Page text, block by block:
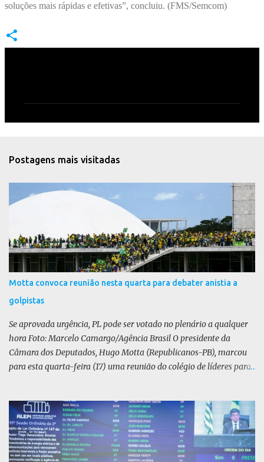
soluções mais rápidas e efetivas”, concluiu. (FMS/Semcom)
á
r
i
Postagens mais visitadas
Motta convoca reunião nesta quarta para debater anistia a
golpistas
Se aprovada urgência, PL pode ser votado no plenário a qualquer
hora Foto: Marcelo Camargo/Agência Brasil O presidente da
Câmara dos Deputados, Hugo Motta (Republicanos-PB), marcou
para esta quarta-feira (17) uma reunião do colégio de líderes para
disse, em uma rede social, que a reunião vai “deliberar sobre a
urgência dos projetos que tratam do acontecido em 8 de janeiro de
2023”. Se aprovada urgência, o PL poderia ser votado no Plenário a
qualquer momento. Não foi divulgado relator ou texto da matéria.